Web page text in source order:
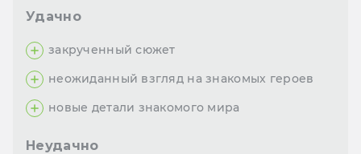
Удачно
закрученный сюжет
неожиданный взгляд на знакомых героев
новые детали знакомого мира
Неудачно